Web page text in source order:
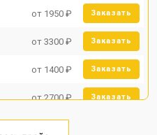
от 1950 ₽ Заказать
от 3300 ₽ Заказать
от 1400 ₽ Заказать
от 2700 ₽ Заказать